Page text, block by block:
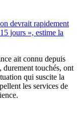
devrait rapidement
jours », estime la
ait connu depuis
durement touchés, ont
qui suscite la
les services de